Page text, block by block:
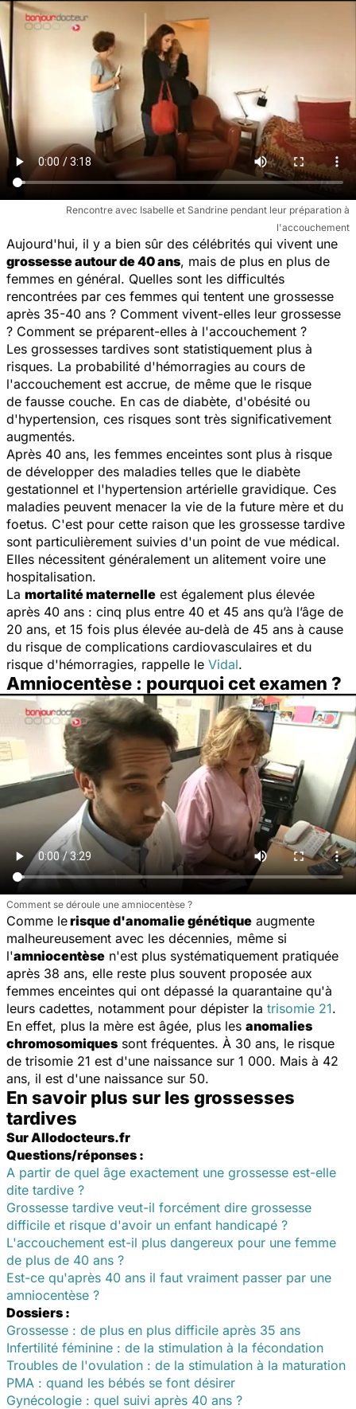
Rencontre avec Isabelle et Sandrine pendant leur préparation à
l'accouchement
Aujourd'hui, il y a bien sûr des célébrités qui vivent une
grossesse autour de 40 ans, mais de plus en plus de
femmes en général. Quelles sont les difficultés
rencontrées par ces femmes qui tentent une grossesse
après 35-40 ans ? Comment vivent-elles leur grossesse
? Comment se préparent-elles à l'accouchement ?
Les grossesses tardives sont statistiquement plus à
risques. La probabilité d'hémorragies au cours de
l'accouchement est accrue, de même que le risque
de fausse couche. En cas de diabète, d'obésité ou
d'hypertension, ces risques sont très significativement
augmentés.
Après 40 ans, les femmes enceintes sont plus à risque
de développer des maladies telles que le diabète
gestationnel et l'hypertension artérielle gravidique. Ces
maladies peuvent menacer la vie de la future mère et du
foetus. C'est pour cette raison que les grossesse tardive
sont particulièrement suivies d'un point de vue médical.
Elles nécessitent généralement un alitement voire une
hospitalisation.
La mortalité maternelle est également plus élevée
après 40 ans : cinq plus entre 40 et 45 ans qu’à l’âge de
20 ans, et 15 fois plus élevée au-delà de 45 ans à cause
du risque de complications cardiovasculaires et du
risque d'hémorragies, rappelle le Vidal.
Amniocentèse : pourquoi cet examen ?
Comment se déroule une amniocentèse ?
Comme lerisque d'anomalie génétique augmente
malheureusement avec les décennies, même si
l'amniocentèse n'est plus systématiquement pratiquée
après 38 ans, elle reste plus souvent proposée aux
femmes enceintes qui ont dépassé la quarantaine qu'à
leurs cadettes, notamment pour dépister la trisomie 21.
En effet, plus la mère est âgée, plus les anomalies
chromosomiques sont fréquentes. À 30 ans, le risque
de trisomie 21 est d'une naissance sur 1 000. Mais à 42
ans, il est d'une naissance sur 50.
En savoir plus sur les grossesses
tardives
Sur Allodocteurs.fr
Questions/réponses :
A partir de quel âge exactement une grossesse est-elle
dite tardive ?
Grossesse tardive veut-il forcément dire grossesse
difficile et risque d'avoir un enfant handicapé ?
L'accouchement est-il plus dangereux pour une femme
de plus de 40 ans ?
Est-ce qu'après 40 ans il faut vraiment passer par une
amniocentèse ?
Dossiers :
Grossesse : de plus en plus difficile après 35 ans
Infertilité féminine : de la stimulation à la fécondation
Troubles de l'ovulation : de la stimulation à la maturation
PMA : quand les bébés se font désirer
Gynécologie : quel suivi après 40 ans ?